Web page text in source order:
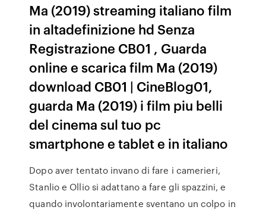
Ma (2019) streaming italiano film
in altadefinizione hd Senza
Registrazione CB01 , Guarda
online e scarica film Ma (2019)
download CB01 | CineBlog01,
guarda Ma (2019) i film piu belli
del cinema sul tuo pc
smartphone e tablet e in italiano
Dopo aver tentato invano di fare i camerieri,
Stanlio e Ollio si adattano a fare gli spazzini, e
quando involontariamente sventano un colpo in